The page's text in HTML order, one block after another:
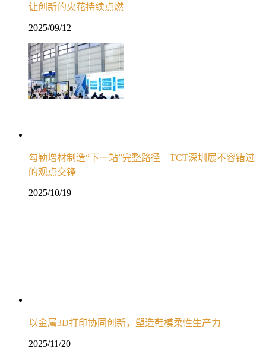
让创新的火花持续点燃
2025/09/12
勾勒增材制造“下一站”完整路径—TCT深圳展不容错过
的观点交锋
2025/10/19
以金属3D打印协同创新，塑造鞋模柔性生产力
2025/11/20